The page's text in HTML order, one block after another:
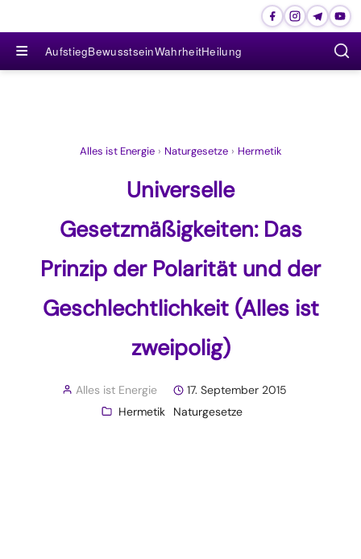
≡ AufstiegBewusstseinWahrheitHeilung
Alles ist Energie › Naturgesetze › Hermetik
Universelle
Gesetzmäßigkeiten: Das
Prinzip der Polarität und der
Geschlechtlichkeit (Alles ist
zweipolig)
Alles ist Energie
17. September 2015
Hermetik
Naturgesetze